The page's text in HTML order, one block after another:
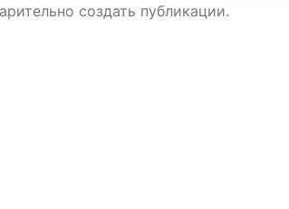
создать публикации.